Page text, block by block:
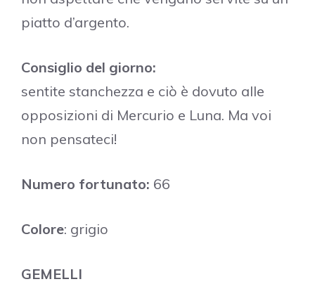
piatto d’argento.
Consiglio del giorno:
sentite stanchezza e ciò è dovuto alle
opposizioni di Mercurio e Luna. Ma voi
non pensateci!
Numero fortunato: 66
Colore: grigio
GEMELLI